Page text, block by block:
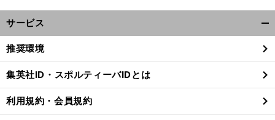
サービス
閉
る
推奨環境
集英社ID・スポルティーバIDとは
利用規約・会員規約